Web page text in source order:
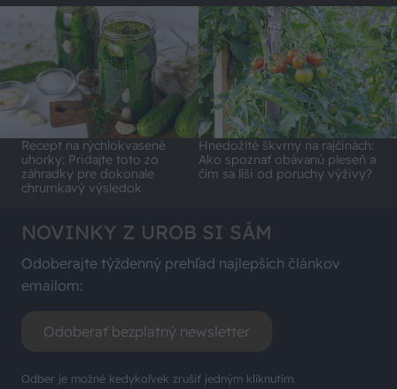
Recept na rýchlokvasené
uhorky: Pridajte toto zo
záhradky pre dokonale
chrumkavý výsledok
Hnedožlté škvrny na rajčinách:
Ako spoznať obávanú pleseň a
čím sa líši od poruchy výživy?
NOVINKY Z UROB SI SÁM
Odoberajte týždenný prehľad najlepších článkov
emailom:
Odoberať bezplatný newsletter
Odber je možné kedykoľvek zrušiť jedným kliknutím.